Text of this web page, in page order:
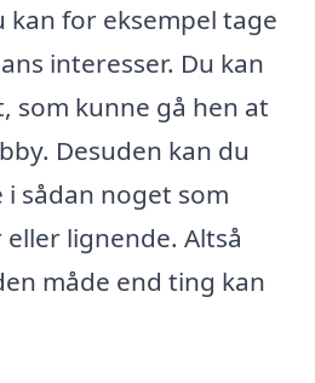
kan for eksempel tage
interesser. Du kan
som kunne gå hen at
Desuden kan du
sådan noget som
lignende. Altså
måde end ting kan